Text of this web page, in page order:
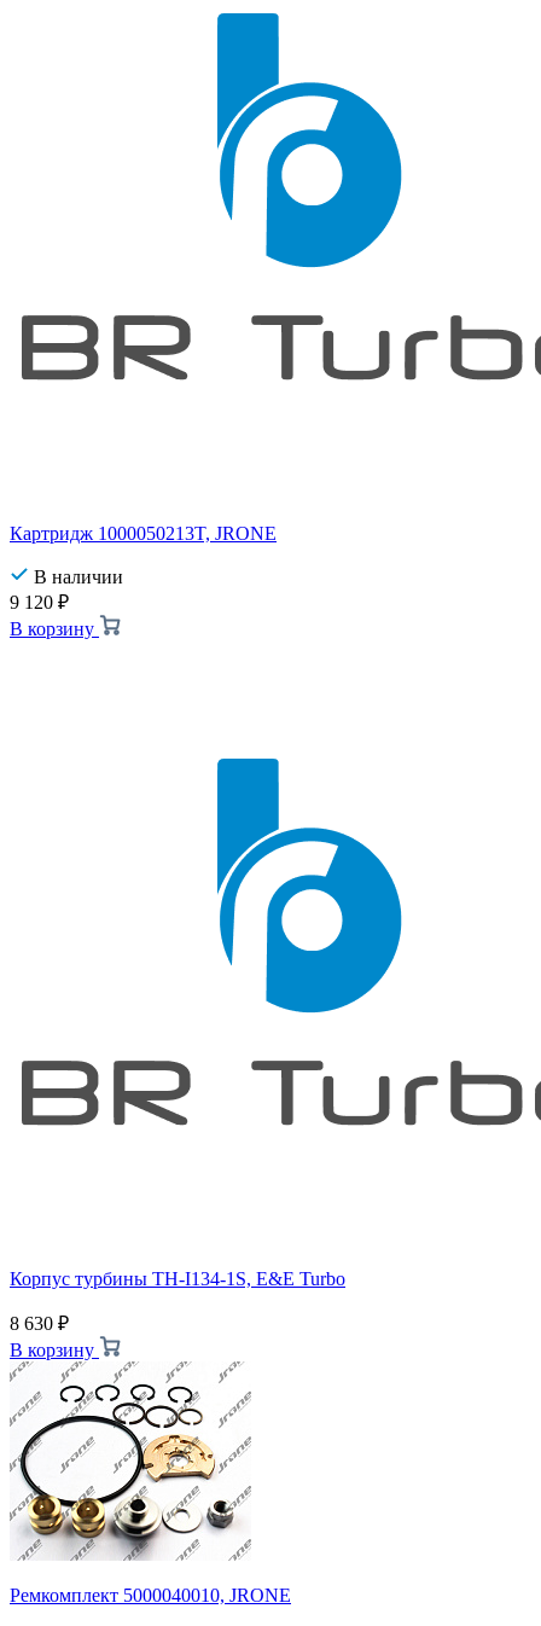
Картридж 1000050213T, JRONE
В наличии
9 120 ₽
В корзину
Корпус турбины TH-I134-1S, E&E Turbo
8 630 ₽
В корзину
Ремкомплект 5000040010, JRONE